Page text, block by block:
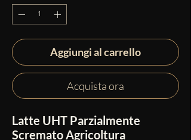
Aggiungi al carrello
Acquista ora
Latte UHT Parzialmente
Scremato Agricoltura